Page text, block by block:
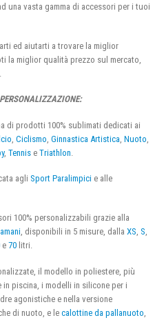
una vasta gamma di accessori per i tuoi
ed aiutarti a trovare la miglior
la miglior qualità prezzo sul mercato,
di prodotti 100% sublimati dedicati ai
Ciclismo Ginnastica Artistica Nuoto
, Tennis e Triathlon
agli Sport Paralimpici e alle
100% personalizzabili grazie alla
, disponibili in 5 misure, dalla XS, S,
e 70 litri.
il modello in poliestere, più
piscina, i modelli in silicone per i
agonistiche e nella versione
di nuoto, e le calottine da pallanuoto